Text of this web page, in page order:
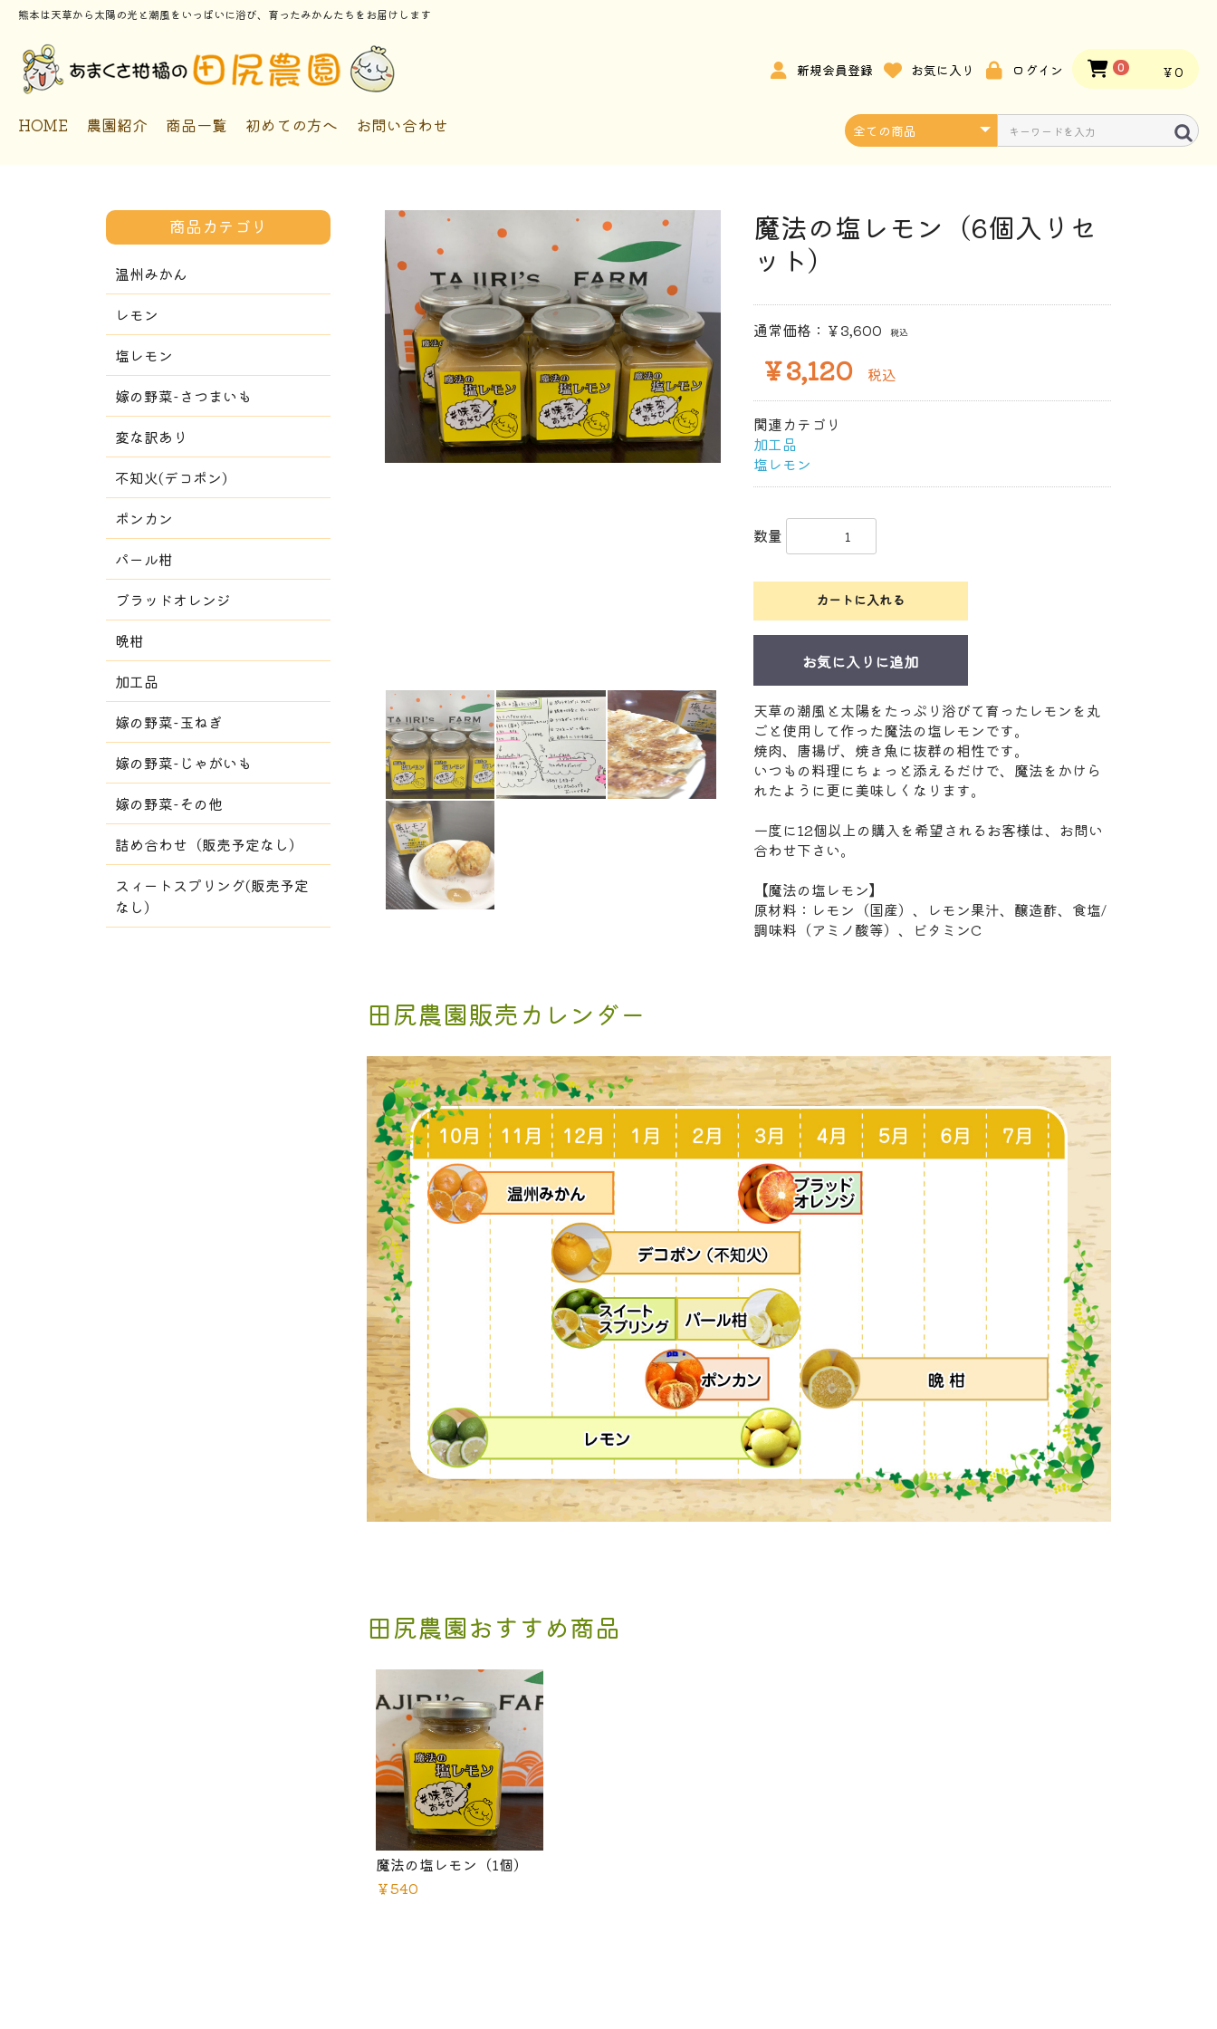
熊本は天草から太陽の光と潮風をいっぱいに浴び、育ったみかんたちをお届けします
新規会員登録 お気に入り ログイン 0 ￥0
HOME 農園紹介 商品一覧 初めての方へ お問い合わせ
商品カテゴリ
温州みかん
レモン
塩レモン
嫁の野菜-さつまいも
変な訳あり
不知火(デコポン)
ポンカン
パール柑
ブラッドオレンジ
晩柑
加工品
嫁の野菜-玉ねぎ
嫁の野菜-じゃがいも
嫁の野菜-その他
詰め合わせ（販売予定なし）
スィートスプリング(販売予定
なし）
魔法の塩レモン（6個入りセ
ット）
通常価格：￥3,600 税込
￥3,120 税込
関連カテゴリ
加工品
塩レモン
数量
カートに入れる
お気に入りに追加
天草の潮風と太陽をたっぷり浴びて育ったレモンを丸
ごと使用して作った魔法の塩レモンです。
焼肉、唐揚げ、焼き魚に抜群の相性です。
いつもの料理にちょっと添えるだけで、魔法をかけら
れたように更に美味しくなります。
一度に12個以上の購入を希望されるお客様は、お問い
合わせ下さい。
【魔法の塩レモン】
原材料：レモン（国産）、レモン果汁、醸造酢、食塩/
調味料（アミノ酸等）、ビタミンC
田尻農園販売カレンダー
田尻農園おすすめ商品
魔法の塩レモン（1個）
￥540